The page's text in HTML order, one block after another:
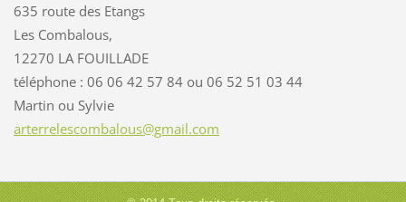
635 route des Etangs
Les Combalous,
12270 LA FOUILLADE
téléphone : 06 06 42 57 84 ou 06 52 51 03 44
Martin ou Sylvie
arterrelescombalous@gmail.com